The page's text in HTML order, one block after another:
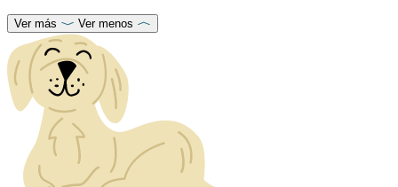
Ver más Ver menos